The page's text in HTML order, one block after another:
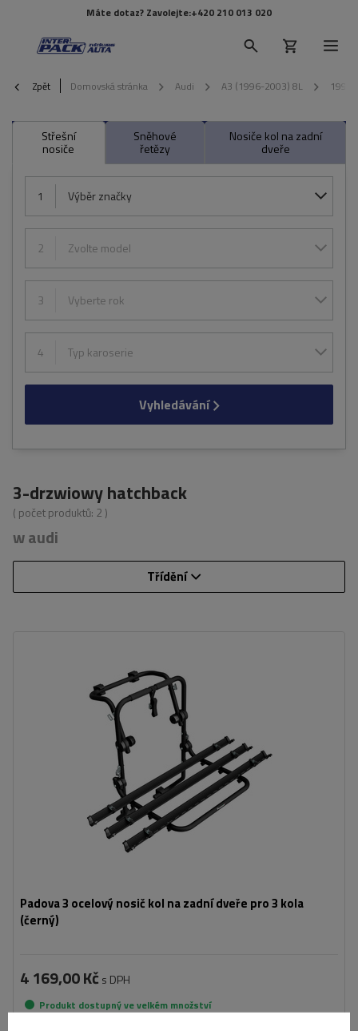
Máte dotaz? Zavolejte:+420 210 013 020
Zpět Domovská stránka Audi A3 (1996-2003) 8L 1998
Střešní
nosiče
Sněhové
řetězy
Nosiče kol na zadní
dveře
1 Výběr značky
2 Zvolte model
3 Vyberte rok
4 Typ karoserie
Vyhledávání
3-drzwiowy hatchback
( počet produktů: 2 )
w audi
Třídění
Padova 3 ocelový nosič kol na zadní dveře pro 3 kola
(černý)
Nosnost nosiče jízdních kol:
45 kg
univerzální montážní systém
kompatibilní se všemi typy karoserií
4 169,00 Kč s DPH
Produkt dostupný ve velkém množství